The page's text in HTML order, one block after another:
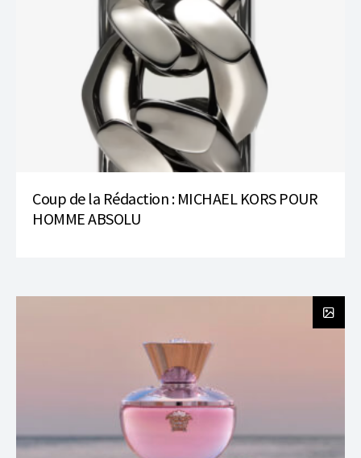
Coup de la Rédaction : MICHAEL KORS POUR
HOMME ABSOLU